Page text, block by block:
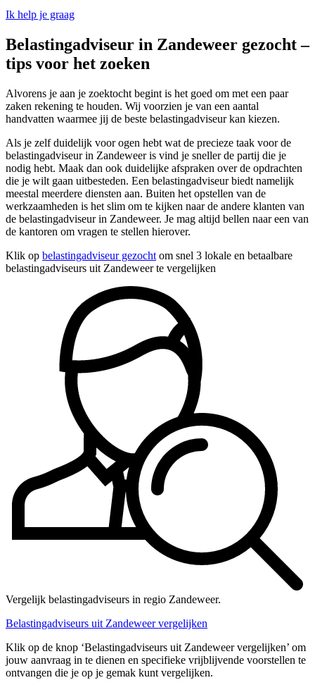
Ik help je graag
Belastingadviseur in Zandeweer gezocht –
tips voor het zoeken
Alvorens je aan je zoektocht begint is het goed om met een paar
zaken rekening te houden. Wij voorzien je van een aantal
handvatten waarmee jij de beste belastingadviseur kan kiezen.
Als je zelf duidelijk voor ogen hebt wat de precieze taak voor de
belastingadviseur in Zandeweer is vind je sneller de partij die je
nodig hebt. Maak dan ook duidelijke afspraken over de opdrachten
die je wilt gaan uitbesteden. Een belastingadviseur biedt namelijk
meestal meerdere diensten aan. Buiten het opstellen van de
werkzaamheden is het slim om te kijken naar de andere klanten van
de belastingadviseur in Zandeweer. Je mag altijd bellen naar een van
de kantoren om vragen te stellen hierover.
Klik op belastingadviseur gezocht om snel 3 lokale en betaalbare
belastingadviseurs uit Zandeweer te vergelijken
Vergelijk belastingadviseurs in regio Zandeweer.
Belastingadviseurs uit Zandeweer vergelijken
Klik op de knop ‘Belastingadviseurs uit Zandeweer vergelijken’ om
jouw aanvraag in te dienen en specifieke vrijblijvende voorstellen te
ontvangen die je op je gemak kunt vergelijken.